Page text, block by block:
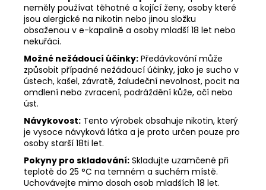
neměly používat těhotné a kojící ženy, osoby které
jsou alergické na nikotin nebo jinou složku
obsaženou v e-kapalině a osoby mladší 18 let nebo
nekuřáci.
Možné nežádoucí účinky: Předávkování může
způsobit případné nežádoucí účinky, jako je sucho v
ústech, kašel, závratě, žaludeční nevolnost, pocit na
omdlení nebo zvracení, podráždění kůže, očí nebo
úst.
Návykovost: Tento výrobek obsahuje nikotin, který
je vysoce návyková látka a je proto určen pouze pro
osoby starší 18ti let.
Pokyny pro skladování: Skladujte uzamčené při
teplotě do 25 °C na temném a suchém místě.
Uchovávejte mimo dosah osob mladších 18 let.